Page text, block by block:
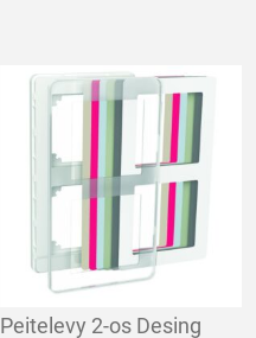
Peitelevy 2-os Desing